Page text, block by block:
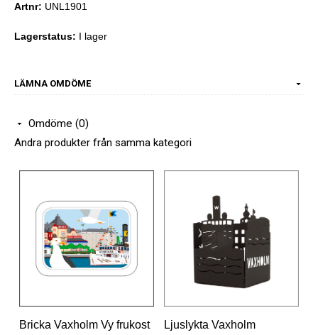
Artnr: UNL1901
Lagerstatus: I lager
LÄMNA OMDÖME
Omdöme (0)
Andra produkter från samma kategori
Bricka Vaxholm Vy frukost
Ljuslykta Vaxholm